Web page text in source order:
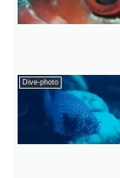
Dive-photo